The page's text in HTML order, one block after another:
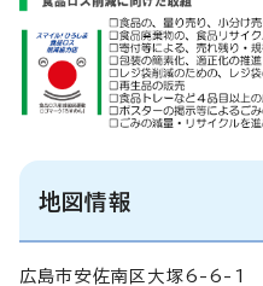
地図情報
広島市安佐南区大塚6-6-1